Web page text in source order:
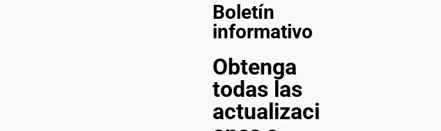
Boletín
informativo
Obtenga
todas las
actualizaci